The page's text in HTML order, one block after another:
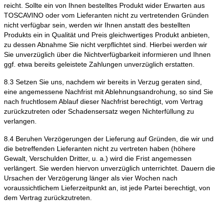
reicht. Sollte ein von Ihnen bestelltes Produkt wider Erwarten aus
TOSCAVINO oder vom Lieferanten nicht zu vertretenden Gründen
nicht verfügbar sein, werden wir Ihnen anstatt des bestellten
Produkts ein in Qualität und Preis gleichwertiges Produkt anbieten,
zu dessen Abnahme Sie nicht verpflichtet sind. Hierbei werden wir
Sie unverzüglich über die Nichtverfügbarkeit informieren und Ihnen
ggf. etwa bereits geleistete Zahlungen unverzüglich erstatten.
8.3 Setzen Sie uns, nachdem wir bereits in Verzug geraten sind,
eine angemessene Nachfrist mit Ablehnungsandrohung, so sind Sie
nach fruchtlosem Ablauf dieser Nachfrist berechtigt, vom Vertrag
zurückzutreten oder Schadensersatz wegen Nichterfüllung zu
verlangen.
8.4 Beruhen Verzögerungen der Lieferung auf Gründen, die wir und
die betreffenden Lieferanten nicht zu vertreten haben (höhere
Gewalt, Verschulden Dritter, u. a.) wird die Frist angemessen
verlängert. Sie werden hiervon unverzüglich unterrichtet. Dauern die
Ursachen der Verzögerung länger als vier Wochen nach
voraussichtlichem Lieferzeitpunkt an, ist jede Partei berechtigt, von
dem Vertrag zurückzutreten.